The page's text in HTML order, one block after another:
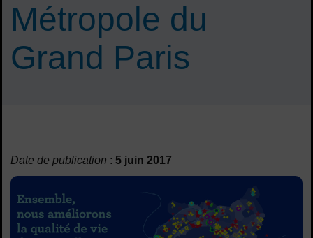
Métropole du
Grand Paris
Date de publication : 5 juin 2017